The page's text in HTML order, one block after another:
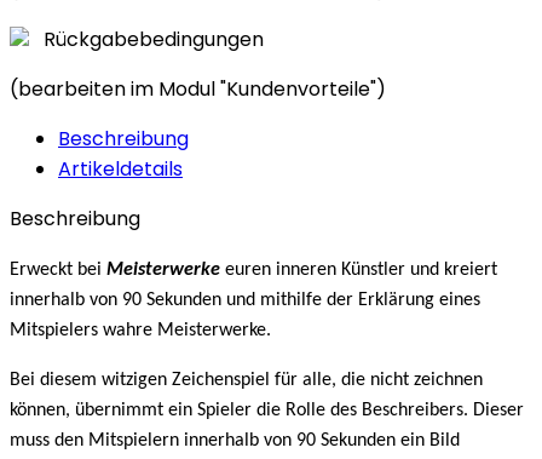
Rückgabebedingungen
(bearbeiten im Modul "Kundenvorteile")
Beschreibung
Artikeldetails
Beschreibung
Erweckt bei Meisterwerke euren inneren Künstler und kreiert
innerhalb von 90 Sekunden und mithilfe der Erklärung eines
Mitspielers wahre Meisterwerke.
Bei diesem witzigen Zeichenspiel für alle, die nicht zeichnen
können, übernimmt ein Spieler die Rolle des Beschreibers. Dieser
muss den Mitspielern innerhalb von 90 Sekunden ein Bild